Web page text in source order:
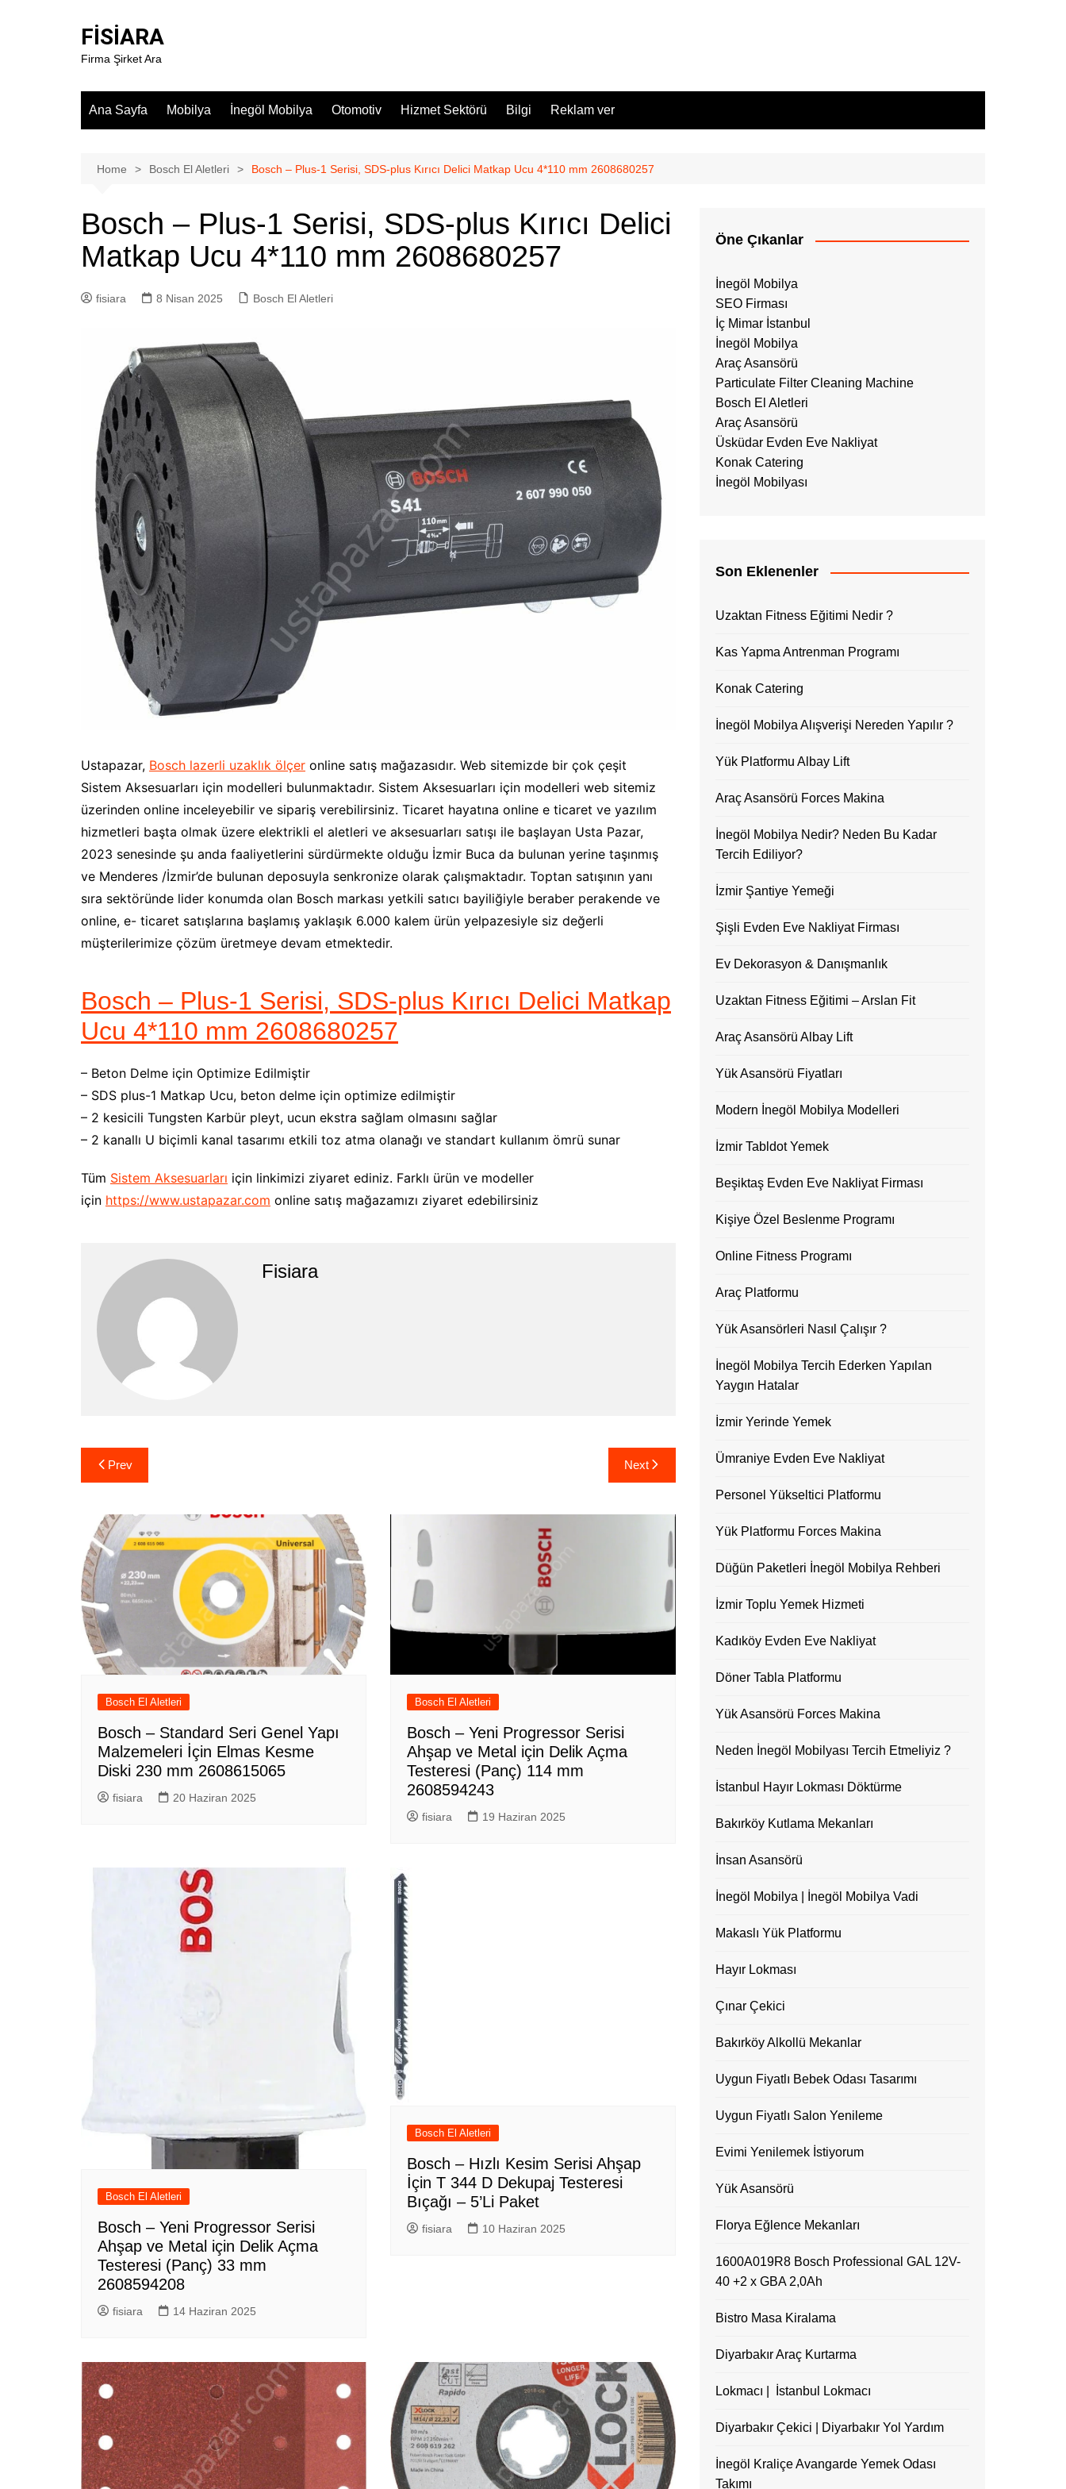
FİSİARA
Firma Şirket Ara
Ana Sayfa Mobilya İnegöl Mobilya Otomotiv Hizmet Sektörü Bilgi Reklam ver
Home Bosch El Aletleri Bosch – Plus-1 Serisi, SDS-plus Kırıcı Delici Matkap Ucu 4*110 mm 2608680257
Bosch – Plus-1 Serisi, SDS-plus Kırıcı Delici
Matkap Ucu 4*110 mm 2608680257
fisiara 8 Nisan 2025 Bosch El Aletleri
Ustapazar, Bosch lazerli uzaklık ölçer online satış mağazasıdır. Web sitemizde bir çok çeşit
Sistem Aksesuarları için modelleri bulunmaktadır. Sistem Aksesuarları için modelleri web sitemiz
üzerinden online inceleyebilir ve sipariş verebilirsiniz. Ticaret hayatına online e ticaret ve yazılım
hizmetleri başta olmak üzere elektrikli el aletleri ve aksesuarları satışı ile başlayan Usta Pazar,
2023 senesinde şu anda faaliyetlerini sürdürmekte olduğu İzmir Buca da bulunan yerine taşınmış
ve Menderes /İzmir’de bulunan deposuyla senkronize olarak çalışmaktadır. Toptan satışının yanı
sıra sektöründe lider konumda olan Bosch markası yetkili satıcı bayiliğiyle beraber perakende ve
online, e- ticaret satışlarına başlamış yaklaşık 6.000 kalem ürün yelpazesiyle siz değerli
müşterilerimize çözüm üretmeye devam etmektedir.
Bosch – Plus-1 Serisi, SDS-plus Kırıcı Delici Matkap
Ucu 4*110 mm 2608680257
– Beton Delme için Optimize Edilmiştir
– SDS plus-1 Matkap Ucu, beton delme için optimize edilmiştir
– 2 kesicili Tungsten Karbür pleyt, ucun ekstra sağlam olmasını sağlar
– 2 kanallı U biçimli kanal tasarımı etkili toz atma olanağı ve standart kullanım ömrü sunar
Tüm Sistem Aksesuarları için linkimizi ziyaret ediniz. Farklı ürün ve modeller
için https://www.ustapazar.com online satış mağazamızı ziyaret edebilirsiniz
Fisiara
Yazı
gezinmesi
Prev Next
Bosch El Aletleri
Bosch – Standard Seri Genel Yapı
Malzemeleri İçin Elmas Kesme
Diski 230 mm 2608615065
fisiara 20 Haziran 2025
Bosch El Aletleri
Bosch – Yeni Progressor Serisi
Ahşap ve Metal için Delik Açma
Testeresi (Panç) 114 mm
2608594243
fisiara 19 Haziran 2025
Bosch El Aletleri
Bosch – Yeni Progressor Serisi
Ahşap ve Metal için Delik Açma
Testeresi (Panç) 33 mm
2608594208
fisiara 14 Haziran 2025
Bosch El Aletleri
Bosch – Hızlı Kesim Serisi Ahşap
İçin T 344 D Dekupaj Testeresi
Bıçağı – 5’Li Paket
fisiara 10 Haziran 2025
Öne Çıkanlar
İnegöl Mobilya
SEO Firması
İç Mimar İstanbul
İnegöl Mobilya
Araç Asansörü
Particulate Filter Cleaning Machine
Bosch El Aletleri
Araç Asansörü
Üsküdar Evden Eve Nakliyat
Konak Catering
İnegöl Mobilyası
Son Eklenenler
Uzaktan Fitness Eğitimi Nedir ?
Kas Yapma Antrenman Programı
Konak Catering
İnegöl Mobilya Alışverişi Nereden Yapılır ?
Yük Platformu Albay Lift
Araç Asansörü Forces Makina
İnegöl Mobilya Nedir? Neden Bu Kadar
Tercih Ediliyor?
İzmir Şantiye Yemeği
Şişli Evden Eve Nakliyat Firması
Ev Dekorasyon & Danışmanlık
Uzaktan Fitness Eğitimi – Arslan Fit
Araç Asansörü Albay Lift
Yük Asansörü Fiyatları
Modern İnegöl Mobilya Modelleri
İzmir Tabldot Yemek
Beşiktaş Evden Eve Nakliyat Firması
Kişiye Özel Beslenme Programı
Online Fitness Programı
Araç Platformu
Yük Asansörleri Nasıl Çalışır ?
İnegöl Mobilya Tercih Ederken Yapılan
Yaygın Hatalar
İzmir Yerinde Yemek
Ümraniye Evden Eve Nakliyat
Personel Yükseltici Platformu
Yük Platformu Forces Makina
Düğün Paketleri İnegöl Mobilya Rehberi
İzmir Toplu Yemek Hizmeti
Kadıköy Evden Eve Nakliyat
Döner Tabla Platformu
Yük Asansörü Forces Makina
Neden İnegöl Mobilyası Tercih Etmeliyiz ?
İstanbul Hayır Lokması Döktürme
Bakırköy Kutlama Mekanları
İnsan Asansörü
İnegöl Mobilya | İnegöl Mobilya Vadi
Makaslı Yük Platformu
Hayır Lokması
Çınar Çekici
Bakırköy Alkollü Mekanlar
Uygun Fiyatlı Bebek Odası Tasarımı
Uygun Fiyatlı Salon Yenileme
Evimi Yenilemek İstiyorum
Yük Asansörü
Florya Eğlence Mekanları
1600A019R8 Bosch Professional GAL 12V-
40 +2 x GBA 2,0Ah
Bistro Masa Kiralama
Diyarbakır Araç Kurtarma
Lokmacı | İstanbul Lokmacı
Diyarbakır Çekici | Diyarbakır Yol Yardım
İnegöl Kraliçe Avangarde Yemek Odası
Takımı